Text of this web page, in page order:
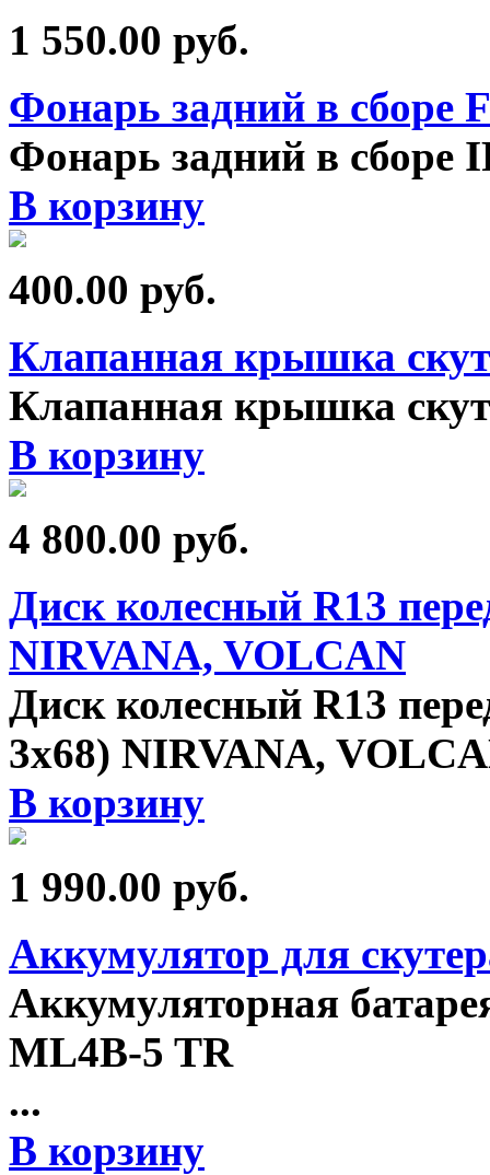
1 550.00 руб.
Фонарь задний в сборе
Фонарь задний в сборе
В корзину
400.00 руб.
Клапанная крышка
Клапанная крышка
В корзину
4 800.00 руб.
Диск колесный R13
NIRVANA, VOLCAN
Диск колесный R13
3x68) NIRVANA,
В корзину
1 990.00 руб.
Аккумулятор для
Аккумуляторная
ML4B-5 TR
...
В корзину